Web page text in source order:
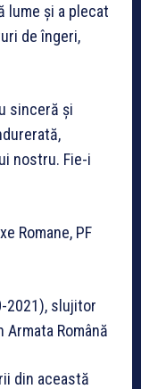
lume și a plecat
de îngeri,
sinceră și
nostru. Fie-i
Romane, PF
2021), slujitor
Română
din această